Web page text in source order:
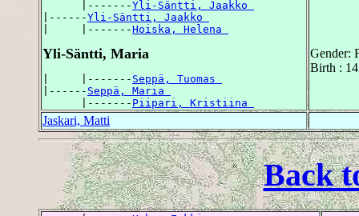
      |-------
Yli-Säntti, Jaakko
|------Yli-Säntti, Jaakko
|     |-------Hoiska, Helena
Yli-Säntti, Maria
|     |------- Seppä, Tuomas
|------ Seppä, Maria
      |-------
Piipari, Kristiina
Gender:
Birth :
Jaskari, Matti
Back